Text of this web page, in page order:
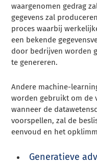
waargenomen gedrag
gegevens zal
proces waarbij
een bekende
door bedrijven worden
te genereren.
Andere machine-
worden gebruikt om de
wanneer de
voorspellen, zal de
eenvoud en het
Generatieve